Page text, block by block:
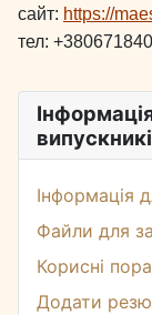
Інформація
Файли для
Корисні
Додати
сайт: https://
тел: